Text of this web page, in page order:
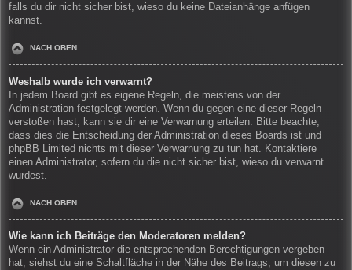
falls du dir nicht sicher bist, wieso du keine Dateianhänge anfügen
kannst.
NACH OBEN
Weshalb wurde ich verwarnt?
In jedem Board gibt es eigene Regeln, die meistens von der
Administration festgelegt werden. Wenn du gegen eine dieser Regeln
verstoßen hast, kann sie dir eine Verwarnung erteilen. Bitte beachte,
dass dies die Entscheidung der Administration dieses Boards ist und
phpBB Limited nichts mit dieser Verwarnung zu tun hat. Kontaktiere
einen Administrator, sofern du die nicht sicher bist, wieso du verwarnt
wurdest.
NACH OBEN
Wie kann ich Beiträge den Moderatoren melden?
Wenn ein Administrator die entsprechenden Berechtigungen vergeben
hat, siehst du eine Schaltfläche in der Nähe des Beitrags, um diesen zu